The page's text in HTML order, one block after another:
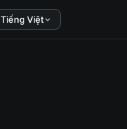
Tiếng Việt